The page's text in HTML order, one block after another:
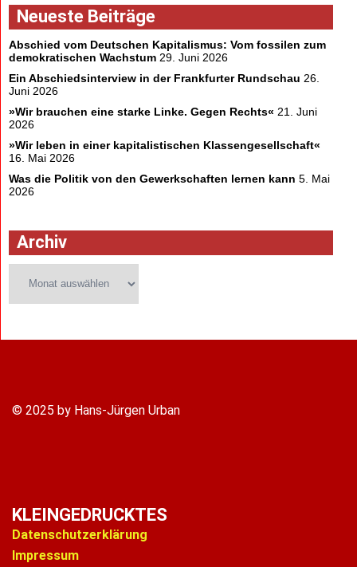
Neueste Beiträge
Abschied vom Deutschen Kapitalismus: Vom fossilen zum
demokratischen Wachstum 29. Juni 2026
Ein Abschiedsinterview in der Frankfurter Rundschau 26.
Juni 2026
»Wir brauchen eine starke Linke. Gegen Rechts« 21. Juni
2026
»Wir leben in einer kapitalistischen Klassengesellschaft«
16. Mai 2026
Was die Politik von den Gewerkschaften lernen kann 5. Mai
2026
Archiv
© 2025 by Hans-Jürgen Urban
KLEINGEDRUCKTES
Datenschutzerklärung
Impressum